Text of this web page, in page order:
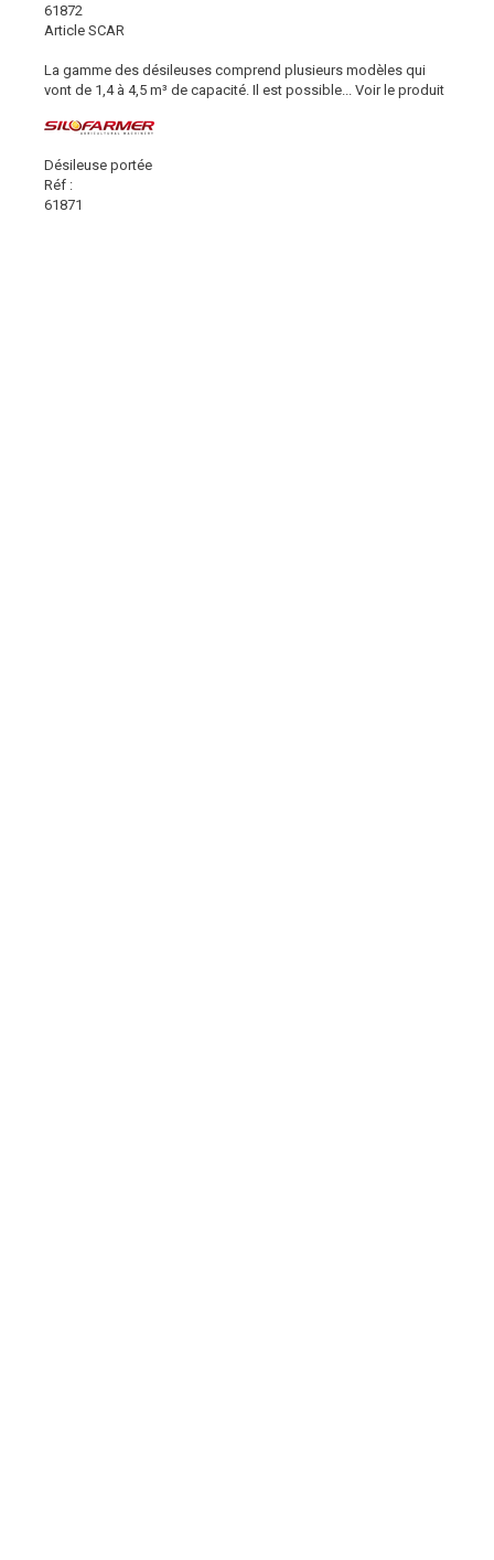
61872
Article SCAR
La gamme des désileuses comprend plusieurs modèles qui
vont de 1,4 à 4,5 m³ de capacité. Il est possible...
Voir le produit
Désileuse portée
Réf :
61871